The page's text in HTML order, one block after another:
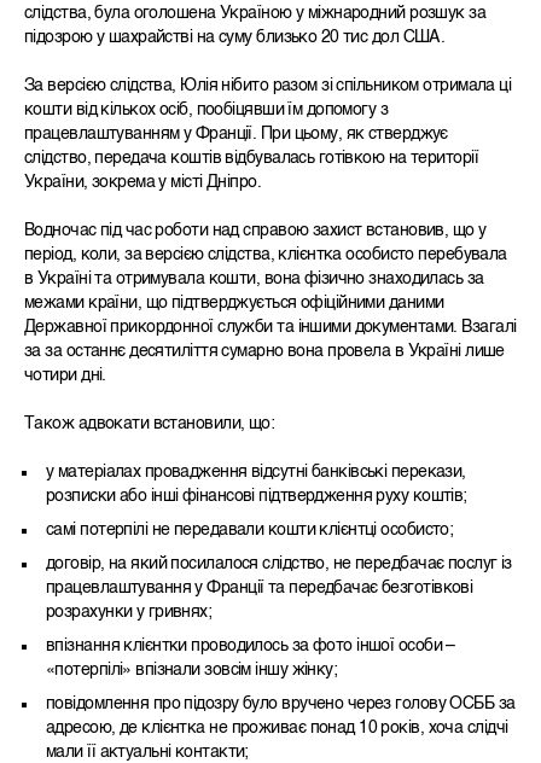
слідства, була оголошена Україною у міжнародний розшук за
підозрою у шахрайстві на суму близько 20 тис дол США.
За версією слідства, Юлія нібито разом зі спільником отримала ці
кошти від кількох осіб, пообіцявши їм допомогу з
працевлаштуванням у Франції. При цьому, як стверджує
слідство, передача коштів відбувалась готівкою на території
України, зокрема у місті Дніпро.
Водночас під час роботи над справою захист встановив, що у
період, коли, за версією слідства, клієнтка особисто перебувала
в Україні та отримувала кошти, вона фізично знаходилась за
межами країни, що підтверджується офіційними даними
Державної прикордонної служби та іншими документами. Взагалі
за за останнє десятиліття сумарно вона провела в Україні лише
чотири дні.
Також адвокати встановили, що:
у матеріалах провадження відсутні банківські перекази,
розписки або інші фінансові підтвердження руху коштів;
самі потерпілі не передавали кошти клієнтці особисто;
договір, на який посилалося слідство, не передбачає послуг із
працевлаштування у Франції та передбачає безготівкові
розрахунки у гривнях;
впізнання клієнтки проводилось за фото іншої особи –
«потерпілі» впізнали зовсім іншу жінку;
повідомлення про підозру було вручено через голову ОСББ за
адресою, де клієнтка не проживає понад 10 років, хоча слідчі
мали її актуальні контакти;